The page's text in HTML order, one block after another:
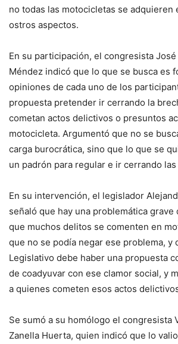
no todas las motocicletas se adquieren
ostros aspectos.
En su participación, el congresista
Méndez indicó que lo que se busca es
opiniones de cada uno de los
propuesta pretender ir cerrando la
cometan actos delictivos o presuntos
motocicleta. Argumentó que no se
carga burocrática, sino que lo que se
un padrón para regular e ir cerrando
En su intervención, el legislador
señaló que hay una problemática grave
que muchos delitos se comenten en
que no se podía negar ese problema, y
Legislativo debe haber una propuesta
de coadyuvar con ese clamor social, y
a quienes cometen esos actos
Se sumó a su homólogo el congresista
Zanella Huerta, quien indicó que lo